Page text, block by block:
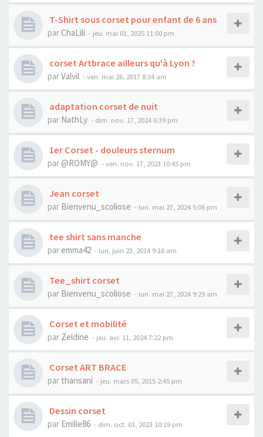
T-Shirt sous corset pour enfant de 6 ans
par ChaLili - jeu. mai 01, 2025 11:00 pm
corset Artbrace ailleurs qu'à Lyon ?
parValvil - ven. mai 26, 2017 8:34 am
adaptation corset de nuit
par NathLy - dim. nov. 17, 2024 6:39 pm
1er Corset - douleurs sternum
par@ROMY@ - ven. nov. 17, 2023 10:45 pm
Jean corset
par Bienvenu_scoliose - lun. mai 27, 2024 5:06 pm
tee shirt sans manche
par emma42 - lun. juin 23, 2014 9:16 am
Tee_shirt corset
par Bienvenu_scoliose - lun. mai 27, 2024 9:29 am
Corset et mobilité
par Zeldine - jeu. avr. 11, 2024 7:22 pm
Corset ART BRACE
par thansani - jeu. mars 05, 2015 2:45 pm
Dessin corset
par Emilie86 - dim. oct. 01, 2023 10:19 pm